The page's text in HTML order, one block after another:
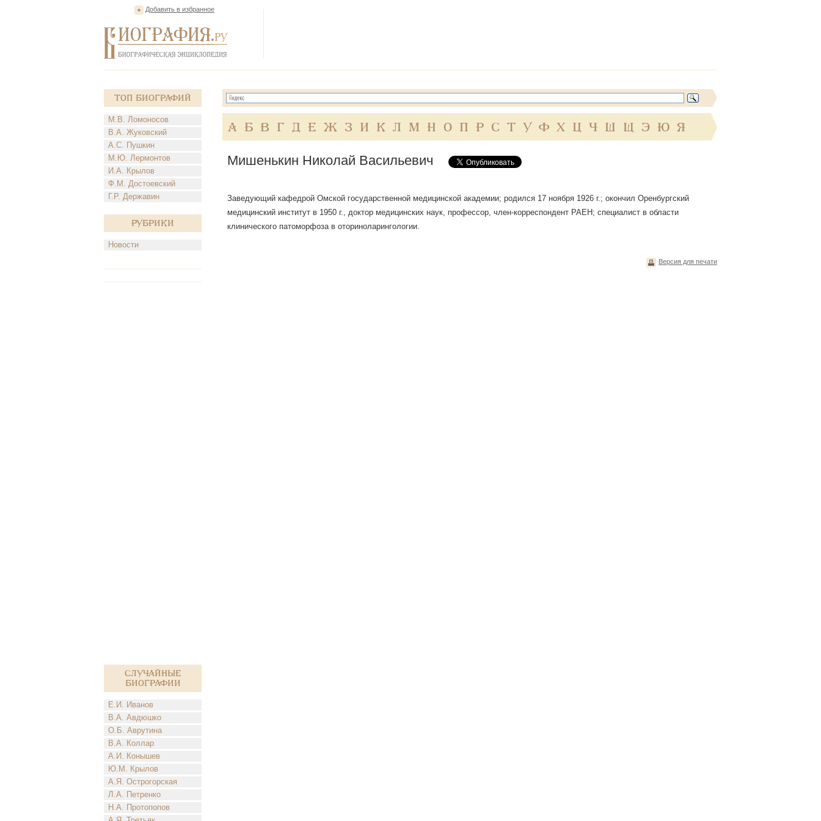
Добавить в избранное
Топ Биографий
М.В. Ломоносов
В.А. Жуковский
А.С. Пушкин
М.Ю. Лермонтов
И.А. Крылов
Ф.М. Достоевский
Г.Р. Державин
Рубрики
Новости
Случайные
биографии
Е.И. Иванов
В.А. Авдюшко
О.Б. Аврутина
В.А. Коллар
А.И. Конышев
Ю.М. Крылов
А.Я. Острогорская
Л.А. Петренко
Н.А. Протопопов
А Б В Г Д Е Ж З И К Л М Н О П Р С Т У Ф Х Ц Ч Ш Щ Э Ю Я
Мишенькин Николай Васильевич
Заведующий кафедрой Омской государственной медицинской академии; родился 17 ноября 1926 г.; окончил Оренбургский
медицинский институт в 1950 г., доктор медицинских наук, профессор, член-корреспондент РАЕН; специалист в области
клинического патоморфоза в оториноларингологии.
Версия для печати